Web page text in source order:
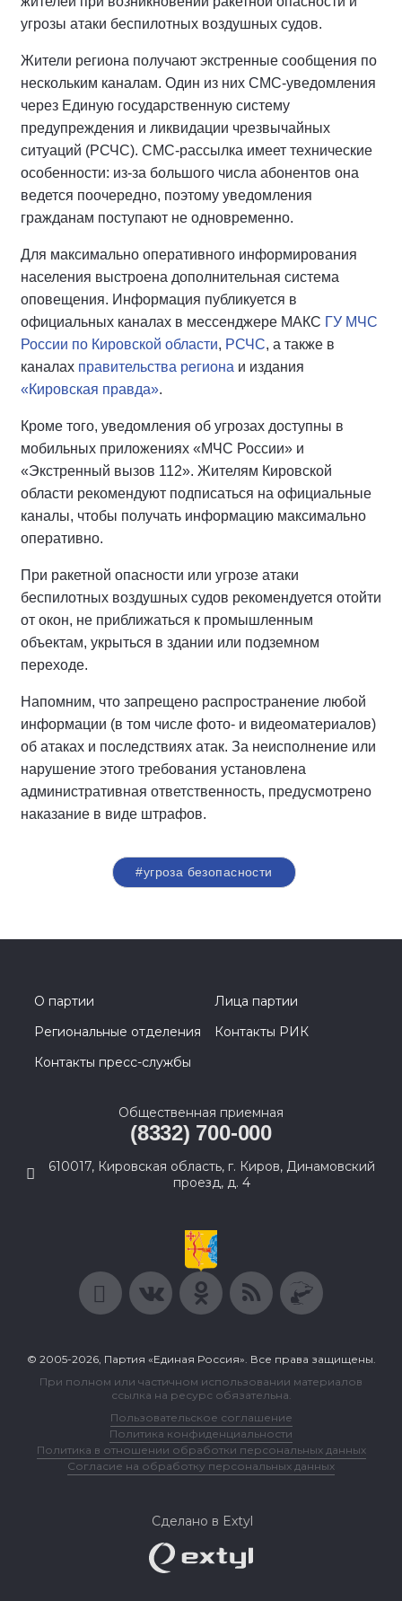
угрозы атаки беспилотных воздушных судов.
Жители региона получают экстренные сообщения по
нескольким каналам. Один из них СМС-уведомления
через Единую государственную систему
предупреждения и ликвидации чрезвычайных
ситуаций (РСЧС). СМС-рассылка имеет технические
особенности: из-за большого числа абонентов она
ведется поочередно, поэтому уведомления
гражданам поступают не одновременно.
Для максимально оперативного информирования
населения выстроена дополнительная система
оповещения. Информация публикуется в
официальных каналах в мессенджере МАКС ГУ МЧС
России по Кировской области, РСЧС, а также в
каналах правительства региона и издания
«Кировская правда».
Кроме того, уведомления об угрозах доступны в
мобильных приложениях «МЧС России» и
«Экстренный вызов 112». Жителям Кировской
области рекомендуют подписаться на официальные
каналы, чтобы получать информацию максимально
оперативно.
При ракетной опасности или угрозе атаки
беспилотных воздушных судов рекомендуется отойти
от окон, не приближаться к промышленным
объектам, укрыться в здании или подземном
переходе.
Напомним, что запрещено распространение любой
информации (в том числе фото- и видеоматериалов)
об атаках и последствиях атак. За неисполнение или
нарушение этого требования установлена
административная ответственность, предусмотрено
наказание в виде штрафов.
#угроза безопасности
О партии
Лица партии
Региональные отделения
Контакты РИК
Контакты пресс-службы
Общественная приемная
(8332) 700-000
610017, Кировская область, г. Киров, Динамовский
проезд, д. 4
© 2005-2026, Партия «Единая Россия». Все права защищены.
При полном или частичном использовании материалов
ссылка на ресурс обязательна.
Пользовательское соглашение
Политика конфиденциальности
Политика в отношении обработки персональных данных
Согласие на обработку персональных данных
Сделано в Extyl